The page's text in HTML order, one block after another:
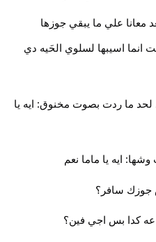
معانا علي ما يبقي جوزها
انما اسيبها لسلوي الحَيه دي
ما ردت بصوت مخنوق: ايه يا
ايه يا ماما نعم
جوزك سافر؟
كدا بس اجي فين؟